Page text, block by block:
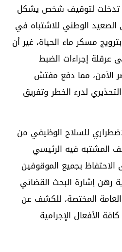
تدخلت لتوقيف شخص يشكل
الوطني للاشتباه في
مسكر ماء الحياة، غير أن
عرقلة إجراءات الضبط
الأمن، مما دفع مفتش
لدرء الخطر وتفريق
للسلاح الوظيفي من
المشتبه فيه الرئيسي
بجميع الموقوفين
رهن إشارة البحث القضائي
المختصة، للكشف عن
الأفعال الإجرامية